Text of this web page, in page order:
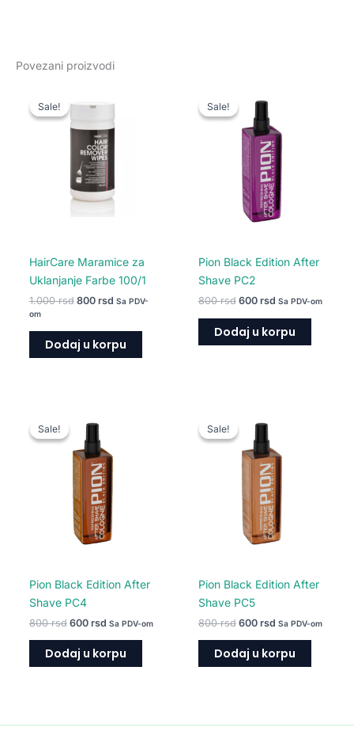
Povezani proizvodi
Sale!
Sale!
HairCare Maramice za
Uklanjanje Farbe 100/1
1.000rsd
bila:
1.000 rsd.
800 rsd
800 rsd.
Sa PDV-
om
Dodaj u korpu
Sale!
Sale!
Pion Black Edition After
Shave PC2
800rsd
cena
je
bila:
800 rsd.
600 rsd
600 rsd.
Sa PDV-om
Dodaj u korpu
Sale!
Sale!
Pion Black Edition After
Shave PC4
800rsd
cena
je
bila:
800 rsd.
600 rsd
600 rsd.
Sa PDV-om
Dodaj u korpu
Sale!
Sale!
Pion Black Edition After
Shave PC5
800rsd
cena
je
bila:
800 rsd.
600 rsd
600 rsd.
Sa PDV-om
Dodaj u korpu